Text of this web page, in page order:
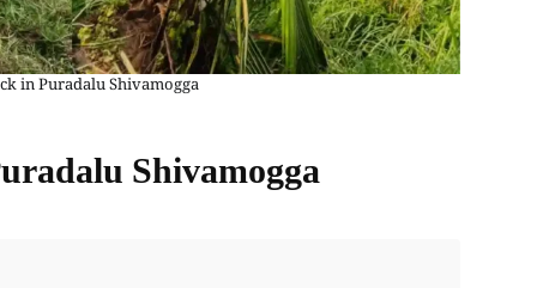
in Puradalu Shivamogga
Shivamogga